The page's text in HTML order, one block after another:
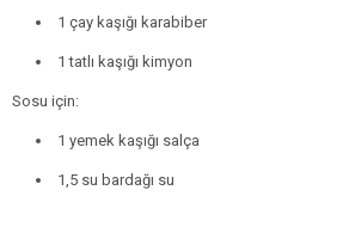
1 çay kaşığı karabiber
1 tatlı kaşığı kimyon
Sosu için:
1 yemek kaşığı salça
1,5 su bardağı su